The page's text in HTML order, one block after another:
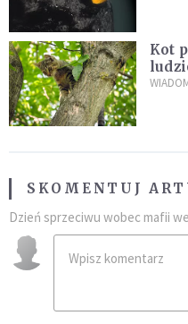
Kot
SKOMENTUJ
Dzień sprzeciwu wobec mafii